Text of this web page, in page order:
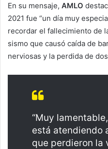
En su mensaje, AMLO
2021 fue “un día muy
recordar el fallecimiento de
sismo que causó caída de
nerviosas y la perdida de
“Muy
está atendiendo
que perdieron la